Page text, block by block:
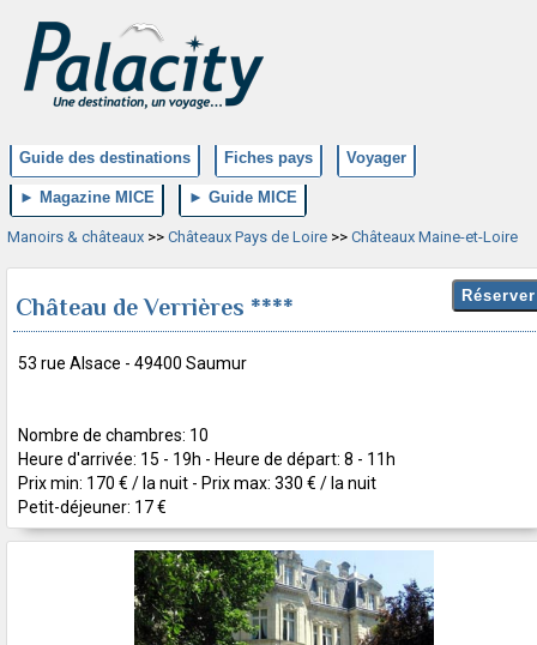
Guide des destinations Fiches pays Voyager
► Magazine MICE ► Guide MICE
Manoirs & châteaux >> Châteaux Pays de Loire >> Châteaux Maine-et-Loire
Château de Verrières ****
53 rue Alsace - 49400 Saumur
Nombre de chambres: 10
Heure d'arrivée: 15 - 19h - Heure de départ: 8 - 11h
Prix min: 170 € / la nuit - Prix max: 330 € / la nuit
Petit-déjeuner: 17 €